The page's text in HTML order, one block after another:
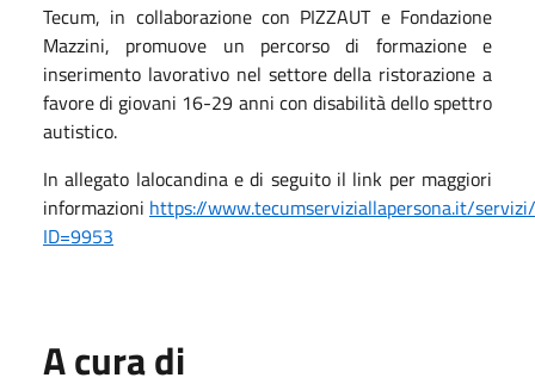
Tecum, in collaborazione con PIZZAUT e Fondazione
Mazzini, promuove un percorso di formazione e
inserimento lavorativo nel settore della ristorazione a
favore di giovani 16-29 anni con disabilità dello spettro
autistico.
In allegato lalocandina e di seguito il link per maggiori
informazioni https://www.tecumserviziallapersona.it/
ID=9953
A cura di